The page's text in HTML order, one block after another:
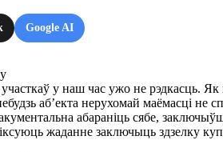
Google AI
у наш час ужо не рэдкасць. Як
аб’екта нерухомай маёмасці не
абараніць сябе,
жаданне заключыць здзелку